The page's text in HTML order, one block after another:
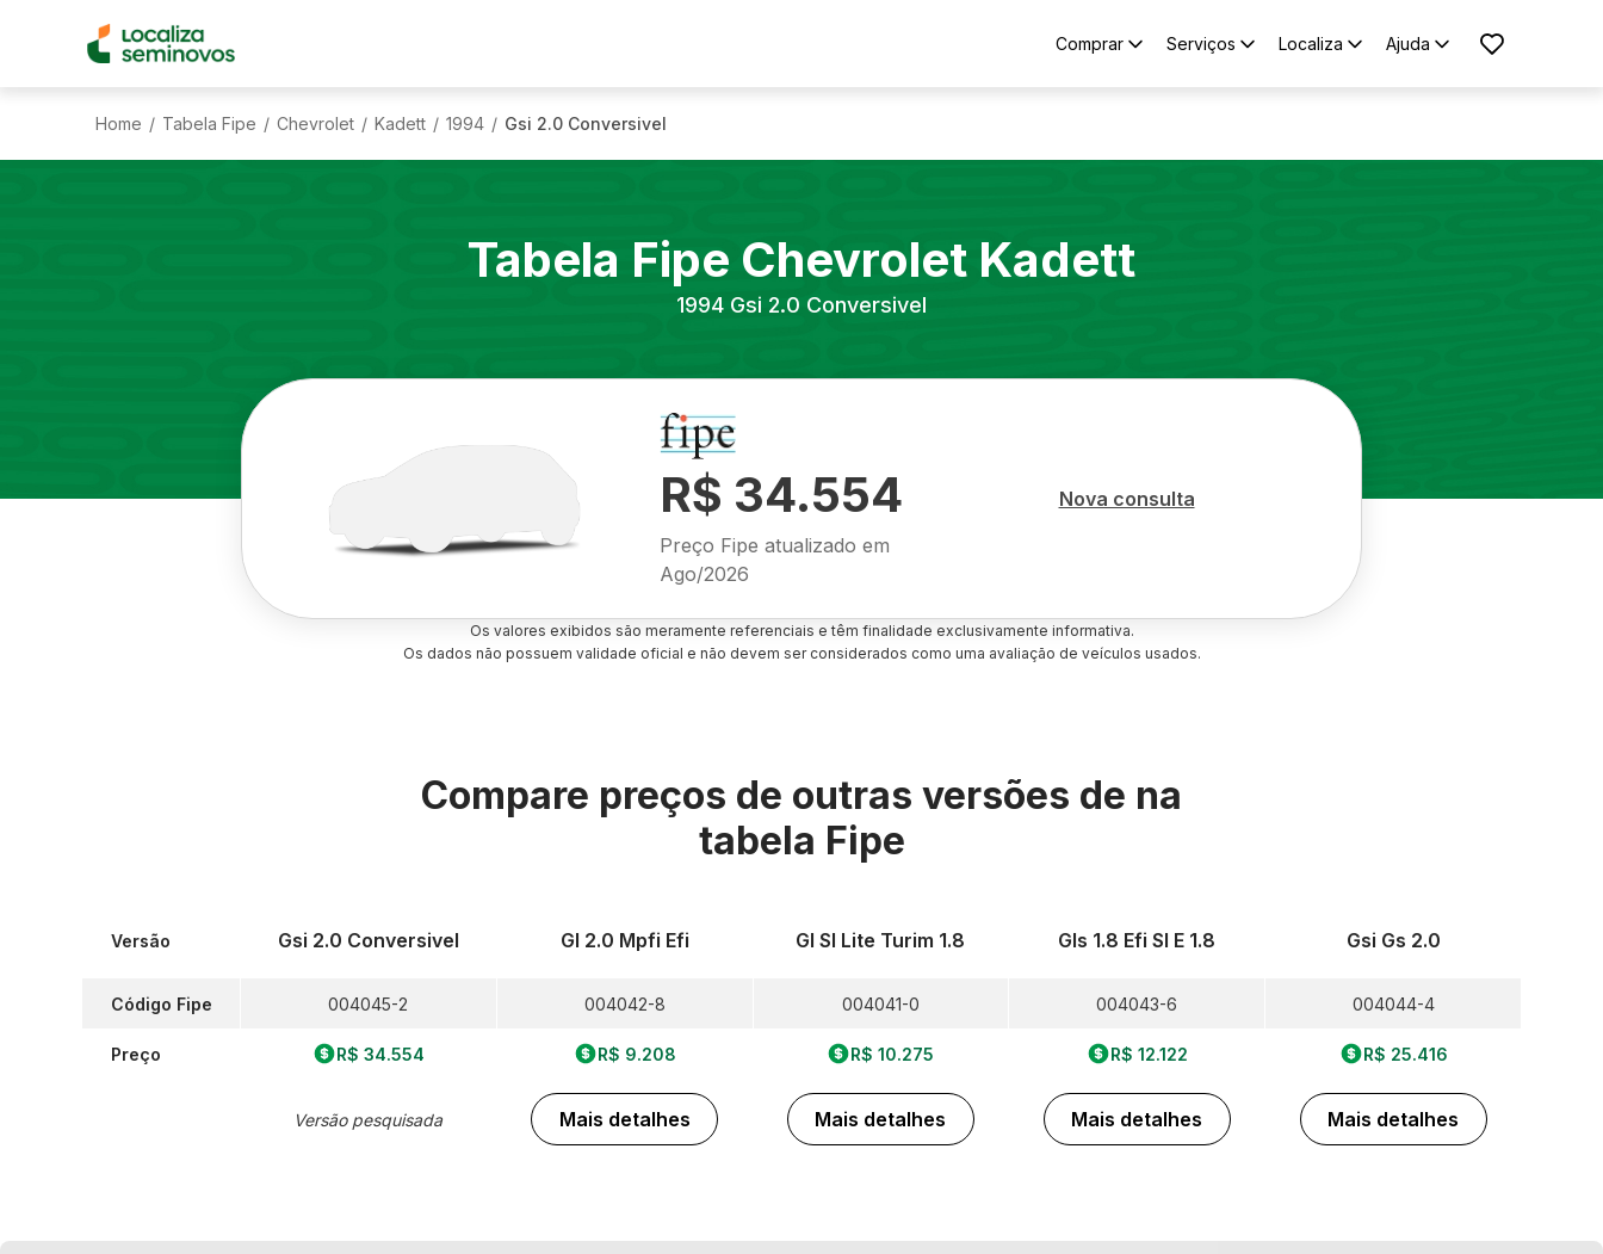
Comprar Serviços Localiza Ajuda
Home / Tabela Fipe / Chevrolet / Kadett / 1994 / Gsi 2.0 Conversivel
Tabela Fipe Chevrolet Kadett
1994 Gsi 2.0 Conversivel
R$ 34.554
Preço Fipe atualizado em
Ago/2026
Nova consulta
Os valores exibidos são meramente referenciais e têm finalidade exclusivamente informativa.
Os dados não possuem validade oficial e não devem ser considerados como uma avaliação de veículos usados.
Compare preços de outras versões de na
tabela Fipe
Versão
Código Fipe
Preço
Gsi 2.0 Conversivel
004045-2
R$ 34.554
Versão pesquisada
Gl 2.0 Mpfi Efi
004042-8
R$ 9.208
Mais detalhes
Gl Sl Lite Turim 1.8
004041-0
R$ 10.275
Mais detalhes
Gls 1.8 Efi Sl E 1.8
004043-6
R$ 12.122
Mais detalhes
Gsi Gs 2.0
004044-4
R$ 25.416
Mais detalhes